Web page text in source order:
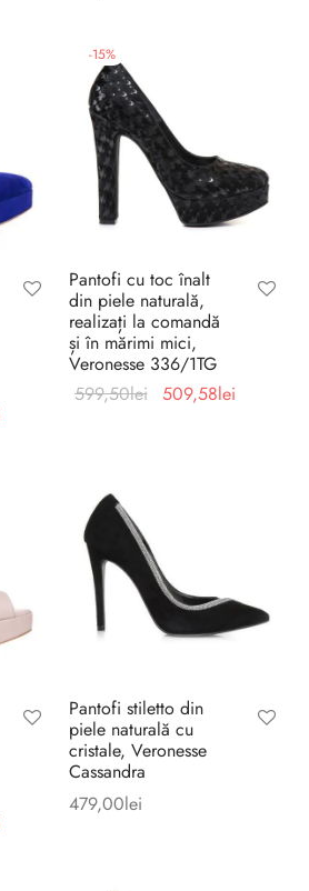
-15%
Pantofi cu toc înalt
din piele naturală,
realizați la comandă
și în mărimi mici,
Veronesse 336/1TG
599,50lei Prețul
509,58lei
Pantofi stiletto din
piele naturală cu
cristale, Veronesse
Cassandra
479,00lei